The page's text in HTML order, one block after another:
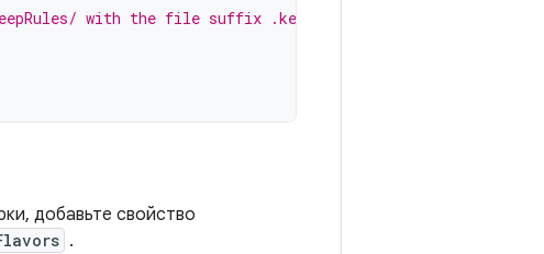
with the file suffix .keep
добавьте свойство
.